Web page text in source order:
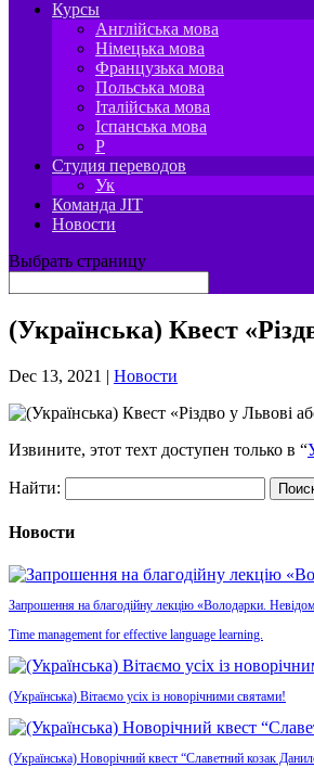
Курсы
Англійська мова
Німецька мова
Французька мова
Польська мова
Італійська мова
Іспанська мова
P
Студия переводов
Ук
Команда JIT
Новости
Выбрать страницу
(Українська) Квест
Dec 13, 2021 | Новости
Извините, этот техт доступен только в “
Найти:
Новости
Запрошення на благодійну лекцію «Володарки.
Time management for effective language learning.
(Українська) Вітаємо усіх із новорічними святами!
(Українська) Новорічний квест “Славетний козак